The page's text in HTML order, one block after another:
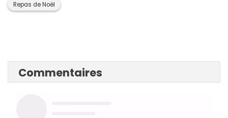
Repas de Noël
Commentaires